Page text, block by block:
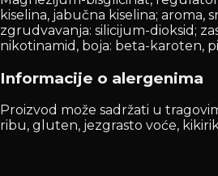
kiselina, jabučna kiselina; aroma,
zgrudvavanja: silicijum-dioksid;
nikotinamid, boja: beta-karoten,
Informacije o alergenima
Proizvod može sadržati u
ribu, gluten, jezgrasto voće,